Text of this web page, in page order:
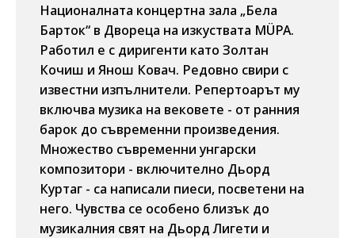
Националната концертна зала „Бела
Барток“ в Двореца на изкуствата MÜPA.
Работил е с диригенти като Золтан
Кочиш и Янош Ковач. Редовно свири с
известни изпълнители. Репертоарът му
включва музика на вековете - от ранния
барок до съвременни произведения.
Множество съвременни унгарски
композитори - включително Дьорд
Куртаг - са написали пиеси, посветени на
него. Чувства се особено близък до
музикалния свят на Дьорд Лигети и